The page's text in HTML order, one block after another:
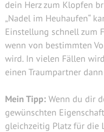
dein Herz zum Klopfen
„Nadel im Heuhaufen“
Einstellung schnell zum
wenn von bestimmten
wird. In vielen Fällen
einen Traumpartner
Mein Tipp: Wenn du dir
gewünschten
gleichzeitig Platz für die